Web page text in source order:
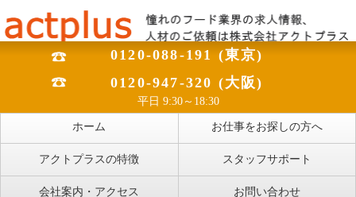
0120-088-191 (東京)
0120-947-320 (大阪)
平日 9:30～18:30
ホーム お仕事をお探しの方へ
アクトプラスの特徴 スタッフサポート
会社案内・アクセス お問い合わせ